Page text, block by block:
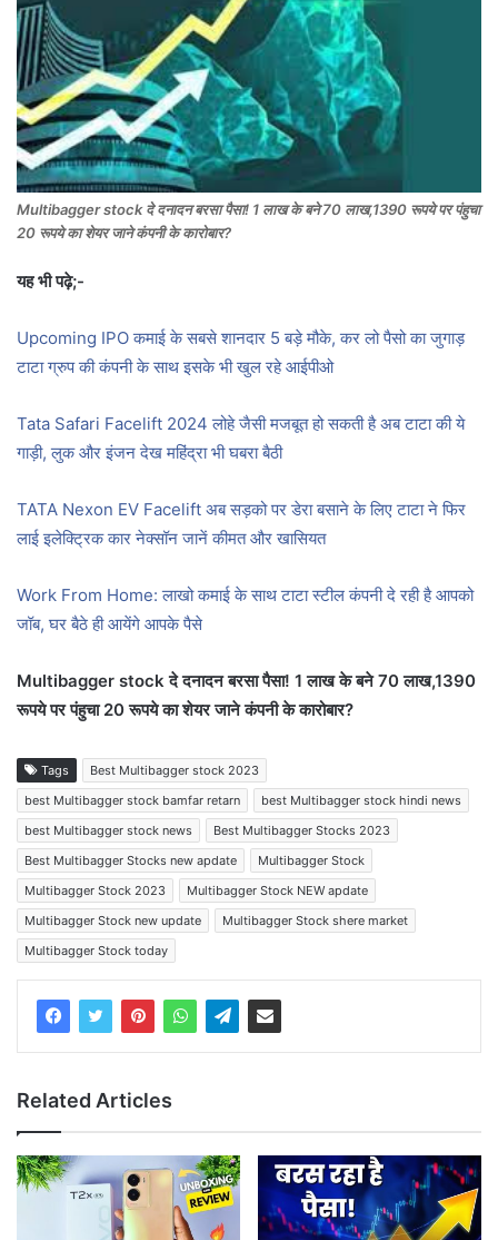
Multibagger stock दे दनादन बरसा पैसा! 1 लाख के बने 70 लाख,1390 रूपये पर पंहुचा
20 रूपये का शेयर जाने कंपनी के कारोबार?
यह भी पढ़े;-
Upcoming IPO कमाई के सबसे शानदार 5 बड़े मौके, कर लो पैसो का जुगाड़
टाटा ग्रुप की कंपनी के साथ इसके भी खुल रहे आईपीओ
Tata Safari Facelift 2024 लोहे जैसी मजबूत हो सकती है अब टाटा की ये
गाड़ी, लुक और इंजन देख महिंद्रा भी घबरा बैठी
TATA Nexon EV Facelift अब सड़को पर डेरा बसाने के लिए टाटा ने फिर
लाई इलेक्ट्रिक कार नेक्सॉन जानें कीमत और खासियत
Work From Home: लाखो कमाई के साथ टाटा स्टील कंपनी दे रही है आपको
जॉब, घर बैठे ही आयेंगे आपके पैसे
Multibagger stock दे दनादन बरसा पैसा! 1 लाख के बने 70 लाख,1390
रूपये पर पंहुचा 20 रूपये का शेयर जाने कंपनी के कारोबार?
Tags
Best Multibagger stock 2023
best Multibagger stock bamfar retarn
best Multibagger stock hindi news
best Multibagger stock news
Best Multibagger Stocks 2023
Best Multibagger Stocks new apdate
Multibagger Stock
Multibagger Stock 2023
Multibagger Stock NEW apdate
Multibagger Stock new update
Multibagger Stock shere market
Multibagger Stock today
Related Articles